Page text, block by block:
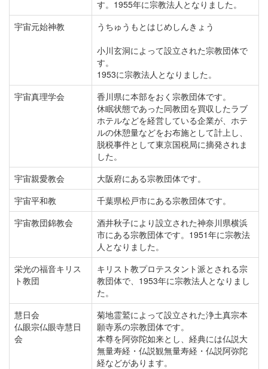
す。1955年に宗教法人となりました。
宇宙元始神教
うちゅうもとはじめしんきょう
小川玄洞によって設立された宗教団体で
す。
1953に宗教法人となりました。
宇宙真理学会
香川県に本部をおく宗教団体です。
休眠状態であった同教団を買収したラブ
ホテルなどを経営している企業が、ホテ
ルの休憩量などをお布施として計上し、
脱税事件として東京国税局に摘発されま
した。
宇宙親愛教会
大阪府にある宗教団体です。
宇宙平和教
千葉県松戸市にある宗教団体です。
宇宙教団錦教会
酒井秋子により設立された神奈川県横浜
市にある宗教団体です。1951年に宗教法
人となりました。
栄光の福音キリス
ト教団
キリスト教プロテスタント派とされる宗
教団体で、1953年に宗教法人となりまし
た。
慧日会
仏眼宗仏眼寺慧日
会
菊地霊鷲によって設立された浄土真宗本
願寺系の宗教団体です。
本尊を阿弥陀如来とし、経典には仏説大
無量寿経・仏説観無量寿経・仏説阿弥陀
経などがあります。